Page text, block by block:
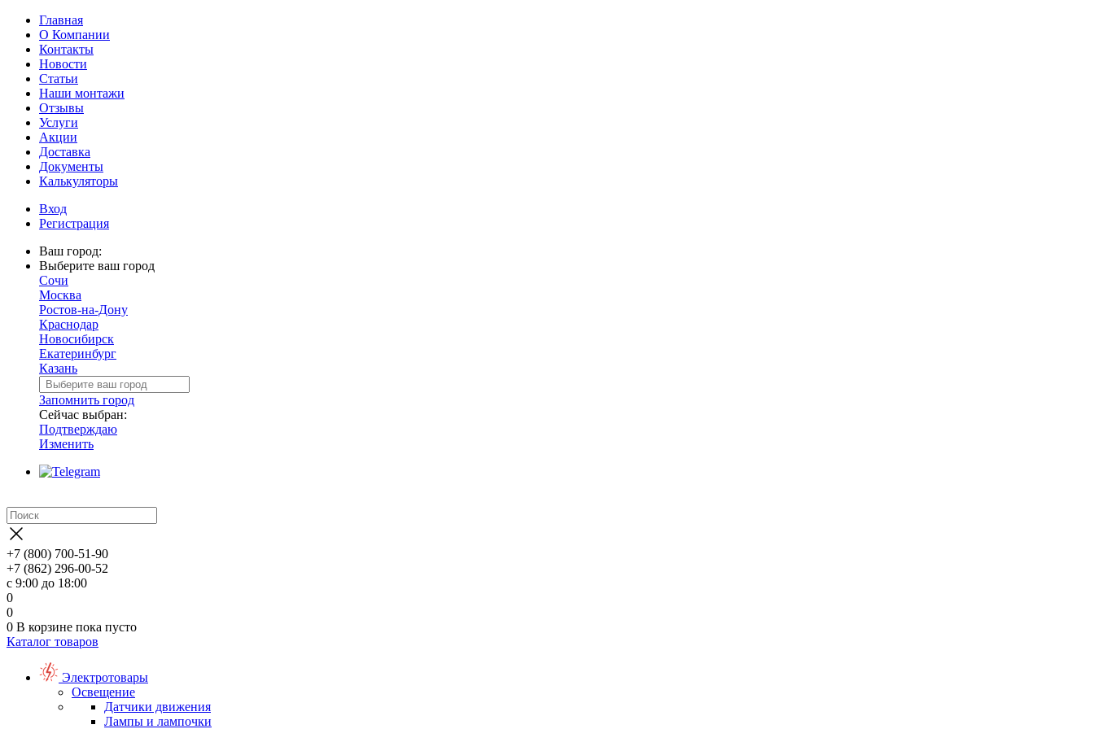
Главная
О Компании
Контакты
Новости
Статьи
Наши монтажи
Отзывы
Услуги
Акции
Доставка
Документы
Калькуляторы
Вход
Регистрация
Ваш город:
Выберите ваш город
Сочи
Москва
Ростов-на-Дону
Краснодар
Новосибирск
Екатеринбург
Казань
Запомнить город
Сейчас выбран:
Подтверждаю
Изменить
+7 (800) 700-51-90
+7 (862) 296-00-52
с 9:00 до 18:00
0
0
0 В корзине пока пусто
Каталог товаров
Электротовары
Освещение
Датчики движения
Лампы и лампочки